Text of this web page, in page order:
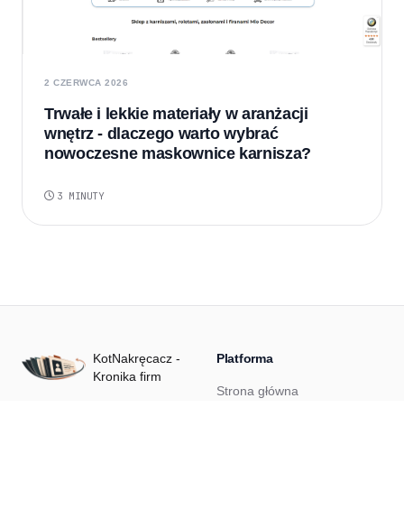
2 CZERWCA 2026
Trwałe i lekkie materiały w aranżacji
wnętrz - dlaczego warto wybrać
nowoczesne maskownice karnisza?
3 MINUTY
KotNakręcacz -
Kronika firm
Platforma
Strona główna